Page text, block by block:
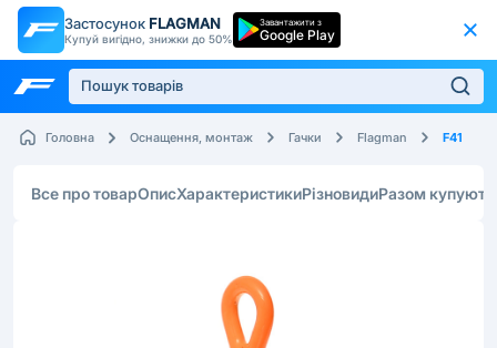
Застосунок FLAGMAN
Купуй вигідно, знижки до 50%
Завантажити з
Google Play
Головна Оснащення, монтаж Гачки Flagman F41
Все про товарОписХарактеристикиРізновидиРазом купують